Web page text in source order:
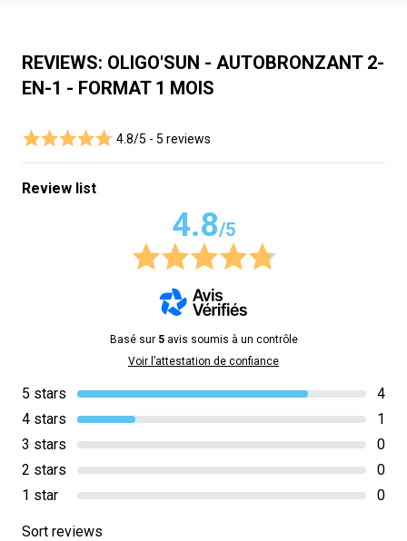
REVIEWS: OLIGO'SUN - AUTOBRONZANT 2-
EN-1 - FORMAT 1 MOIS
4.8/5 - 5 reviews
Review list
4.8/5
Basé sur 5avis soumis à un contrôle
Voir l’attestation de confiance
5 stars
4
4 stars
1
3 stars
0
2 stars
0
1 star
0
Sort reviews